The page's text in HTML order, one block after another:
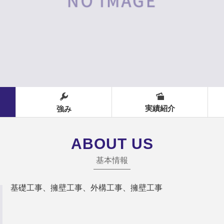
強み 実績紹介
ABOUT US
基本情報
基礎工事、擁壁工事、外構工事、擁壁工事